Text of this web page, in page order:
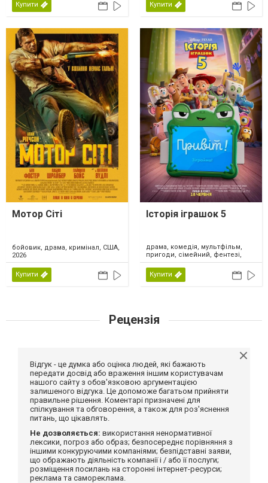
Купити
Купити
Мотор Сіті
бойовик, драма, кримінал, США,
2026
Купити
Історія іграшок 5
драма, комедія, мультфільм,
пригоди, сімейний, фентезі,
США, 2026
Купити
Рецензія
Відгук - це думка або оцінка людей, які бажають
передати досвід або враження іншим користувачам
нашого сайту з обов'язковою аргументацією
залишеного відгука. Це допоможе багатьом прийняти
правильне рішення. Коментарі призначені для
спілкування та обговорення, а також для роз'яснення
питань, що цікавлять.
Не дозволяється: використання ненормативної
лексики, погроз або образ; безпосереднє порівняння з
іншими конкуруючими компаніями; безпідставні заяви,
що ображають діяльність компанії і / або її послуги;
розміщення посилань на сторонні інтернет-ресурси;
реклама та самореклама.